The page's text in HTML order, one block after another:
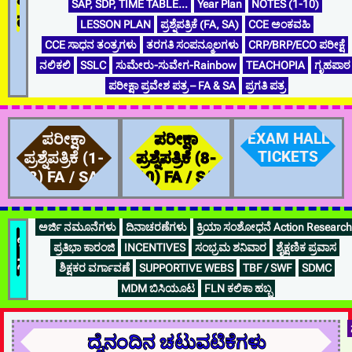
ಮಾಹಿತಿ
SAP, SDP, TIME TABLE…
Year Plan
NOTES (1-10)
LESSON PLAN
ಪ್ರಶ್ನೆಪತ್ರಿಕೆ (FA, SA)
CCE ಅಂಕವಹಿ
CCE ಸಾಧನ ತಂತ್ರಗಳು
ತರಗತಿ ಸಂಪನ್ಮೂಲಗಳು
CRP/BRP/ECO ಪರೀಕ್ಷೆ
ನಲಿಕಲಿ
SSLC ಸುಮೇರು-ಸುವೇಗ-Rainbow TEACHOPIA
ಗೃಹಪಾಠ
ಪರೀಕ್ಷಾ ಪ್ರವೇಶ ಪತ್ರ – FA & SA
ಪ್ರಗತಿ ಪತ್ರ
ಪರೀಕ್ಷಾ
ಪ್ರಶ್ನೆಪತ್ರಿಕೆ (1-
8) FA / SA
ಪರೀಕ್ಷಾ
ಪ್ರಶ್ನೆಪತ್ರಿಕೆ (8-
10) FA / SA
EXAM HALL
TICKETS
ಇತರೆ...
ಸಹಪಠ್ಯ
ಅರ್ಜಿ ನಮೂನೆಗಳು ದಿನಾಚರಣೆಗಳು
ಕ್ರಿಯಾ ಸಂಶೋಧನೆ Action Research
ಪ್ರತಿಭಾ ಕಾರಂಜಿ
INCENTIVES ಸಂಭ್ರಮ ಶನಿವಾರ
ಶೈಕ್ಷಣಿಕ ಪ್ರವಾಸ
ಶಿಕ್ಷಕರ ವರ್ಗಾವಣೆ
SUPPORTIVE WEBS TBF / SWF
SDMC
MDM ಬಿಸಿಯೂಟ
FLN ಕಲಿಕಾ ಹಬ್ಬ
ದೈನಂದಿನ ಚಟುವಟಿಕೆಗಳು